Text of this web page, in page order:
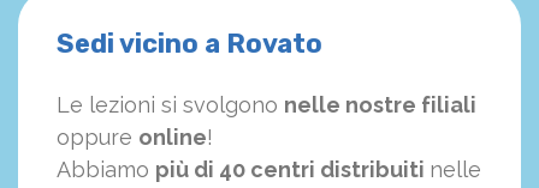
Sedi vicino a Rovato
Le lezioni si svolgono nelle nostre filiali
oppure online!
Abbiamo più di 40 centri distribuiti nelle